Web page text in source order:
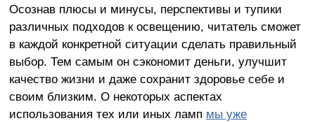
Осознав плюсы и минусы, перспективы и тупики
различных подходов к освещению, читатель сможет
в каждой конкретной ситуации сделать правильный
выбор. Тем самым он сэкономит деньги, улучшит
качество жизни и даже сохранит здоровье себе и
своим близким. О некоторых аспектах
использования тех или иных ламп мы уже